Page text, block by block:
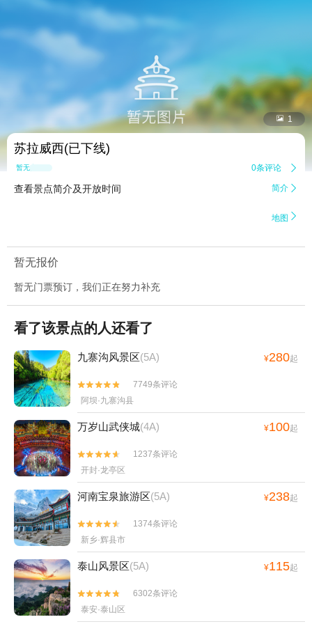
 1
苏拉威西(已下线)
暂无点评 0条评论 
查看景点简介及开放时间 简介 
地图 
暂无报价
暂无门票预订，我们正在努力补充
看了该景点的人还看了
九寨沟风景区(5A) ¥280起


7749条评论
阿坝·九寨沟县
万岁山武侠城(4A) ¥100起


1237条评论
开封·龙亭区
河南宝泉旅游区(5A) ¥238起


1374条评论
新乡·辉县市
泰山风景区(5A) ¥115起


6302条评论
泰安·泰山区